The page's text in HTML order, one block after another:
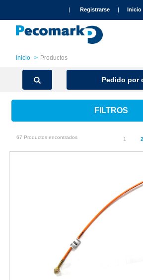
| Registrarse | Inicio
Inicio Productos
Pedido por
FILTROS
67 Productos encontrados 1 2